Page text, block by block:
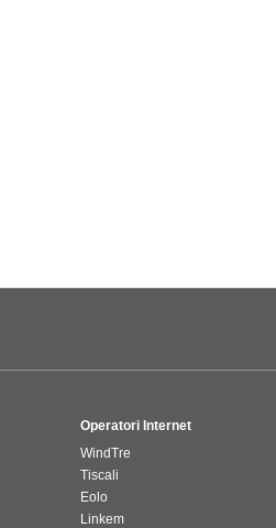
Operatori Internet
WindTre
Tiscali
Eolo
Linkem